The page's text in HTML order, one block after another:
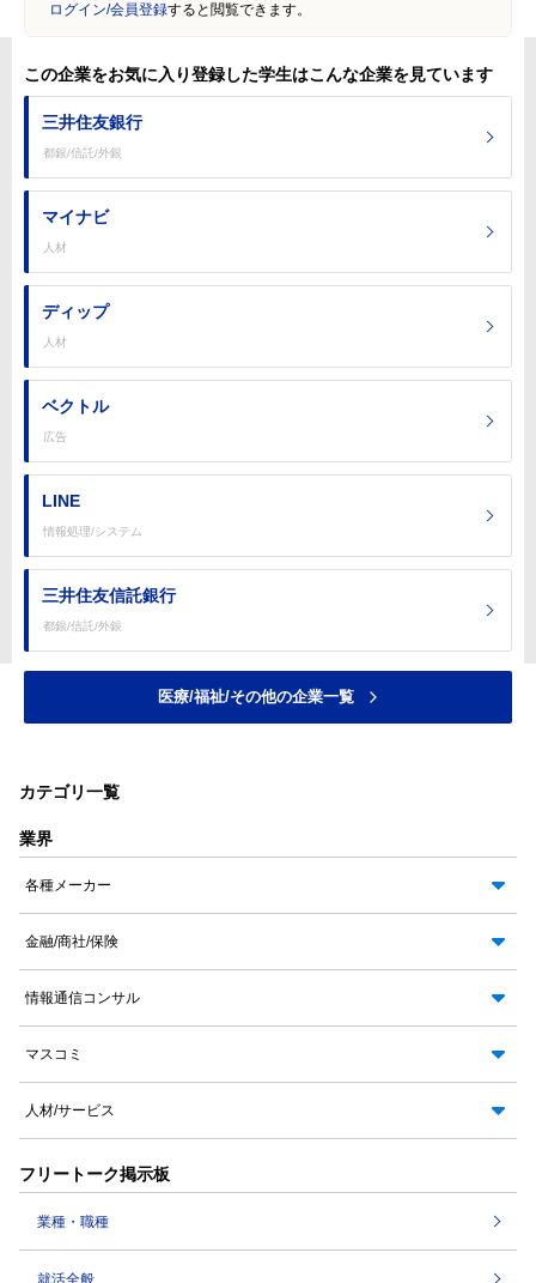
ログイン/会員登録すると閲覧できます。
この企業をお気に入り登録した学生はこんな企業を見ています
三井住友銀行
都銀/信託/外銀
マイナビ
人材
ディップ
人材
ベクトル
広告
LINE
情報処理/システム
三井住友信託銀行
都銀/信託/外銀
医療/福祉/その他の企業一覧
カテゴリ一覧
業界
各種メーカー
金融/商社/保険
情報通信コンサル
マスコミ
人材/サービス
フリートーク掲示板
業種・職種
就活全般